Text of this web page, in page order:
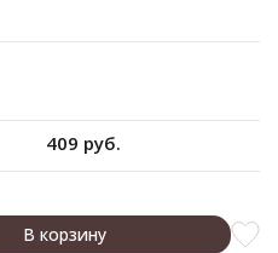
409 руб.
В корзину